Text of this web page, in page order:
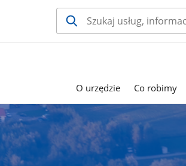
O urzędzie Co robimy